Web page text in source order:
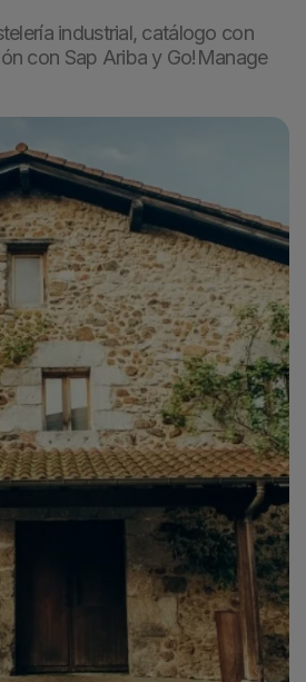
industrial, catálogo con
con Sap Ariba y Go!Manage